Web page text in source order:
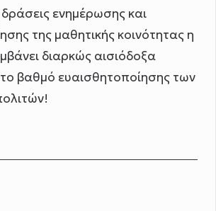
ενημέρωσης και
της μαθητικής κοινότητας η
διαρκώς αισιόδοξα
βαθμό ευαισθητοποίησης των